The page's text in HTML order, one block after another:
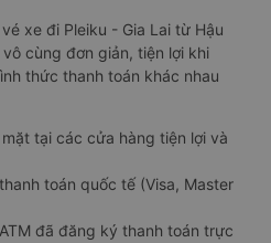
xe đi Pleiku - Gia Lai từ Hậu
cùng đơn giản, tiện lợi khi
thức thanh toán khác nhau
tại các cửa hàng tiện lợi và
toán quốc tế (Visa, Master
đã đăng ký thanh toán trực